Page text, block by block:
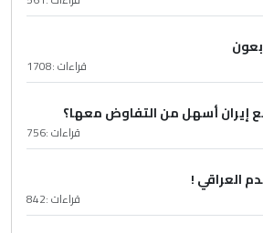
قراءات :1708
إيران أسهل من التفاوض معها؟
قراءات :756
العراقي !
قراءات :842